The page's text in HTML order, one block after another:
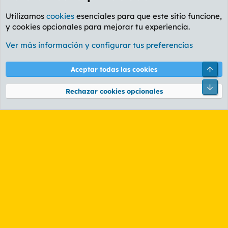
Foro General
Cookies
PL OLDSTYLE AMARILLO
Términos y reglas Política de privacidad Ayuda
Community platform by XenForo® © 2010-2026 XenForo Ltd.
Utilizamos cookies esenciales para que este sitio funcione,
y cookies opcionales para mejorar tu experiencia.
Ver más información y configurar tus preferencias
Aceptar todas las cookies
Rechazar cookies opcionales
Pie